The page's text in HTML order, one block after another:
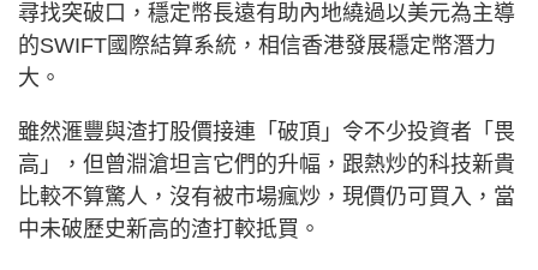
尋找突破口，穩定幣長遠有助內地繞過以美元為主導
的SWIFT國際結算系統，相信香港發展穩定幣潛力
大。
雖然滙豐與渣打股價接連「破頂」令不少投資者「畏
高」，但曾淵滄坦言它們的升幅，跟熱炒的科技新貴
比較不算驚人，沒有被市場瘋炒，現價仍可買入，當
中未破歷史新高的渣打較抵買。